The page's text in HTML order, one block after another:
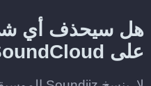
هل سيحذف أي
على SoundCloud؟